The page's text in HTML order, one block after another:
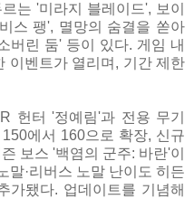
는 '미라지 블레이드', 보이
스 팽', 멸망의 숨결을 쏟아
버린 둠' 등이 있다. 게임 내
이벤트가 열리며, 기간 제한
헌터 '정예림'과 전용 무기
에서 160으로 확장, 신규
보스 '백염의 군주: 바란'이
말·리버스 노말 난이도 히든
가됐다. 업데이트를 기념해